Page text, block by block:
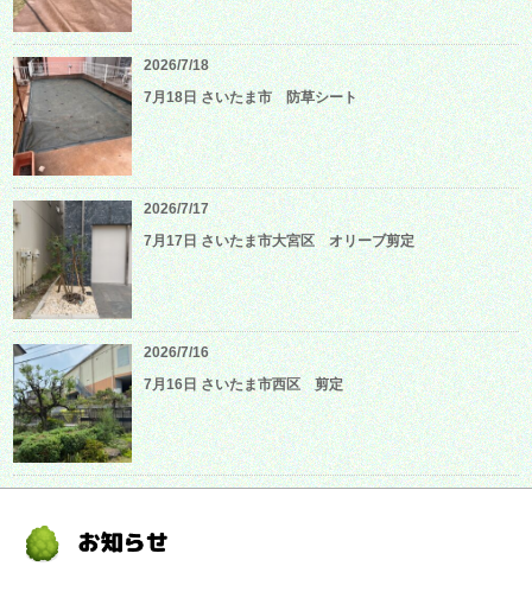
2026/7/18
7月18日 さいたま市 防草シート
2026/7/17
7月17日 さいたま市大宮区 オリーブ剪定
2026/7/16
7月16日 さいたま市西区 剪定